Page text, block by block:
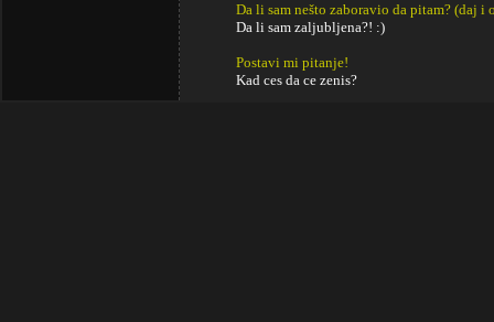
Da li sam nešto zaboravio da pitam? (daj i
Da li sam zaljubljena?! :)
Postavi mi pitanje!
Kad ces da ce zenis?